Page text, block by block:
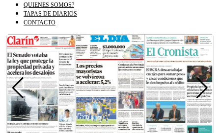
QUIENES SOMOS?
TAPAS DE DIARIOS
CONTACTO